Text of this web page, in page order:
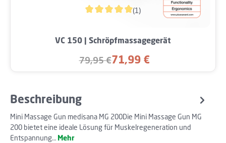
(1)
VC 150 | Schröpfmassagegerät
Verkaufspreis:
71,99 €
Regulärer Preis:
79,95 €
Beschreibung
Mini Massage Gun medisana MG 200Die Mini Massage Gun MG
200 bietet eine ideale Lösung für Muskelregeneration und
Entspannung… Mehr